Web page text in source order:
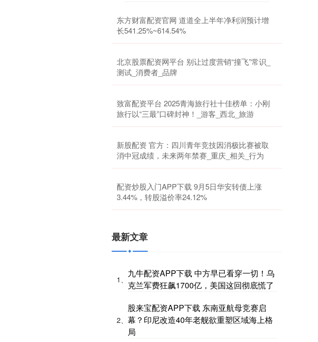
东方财富配资官网 道道全上半年净利润预计增
长541.25%~614.54%
北京股票配资网平台 别让过度营销“撞飞”常识_
测试_消费者_品牌
致富配资平台 2025青海旅行社十佳榜单：小刚
旅行以“三最”口碑封神！_游客_西北_旅游
新股配资 官方：四川青年竞技因消极比赛被取
消中冠成绩，未来两年禁赛_重庆_相关_行为
配资炒股入门APP下载 9月5日华安转债上涨
3.44%，转股溢价率24.12%
最新文章
1、
九牛配资APP下载 中方早已看穿一切！乌
克兰军费狂飙1700亿，美国这回彻底慌了
2、
股来宝配资APP下载 东南亚航母竞赛启
幕？印尼改造40年老舰欲重塑区域海上格
局